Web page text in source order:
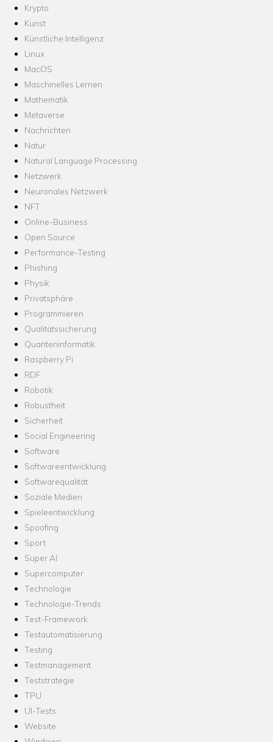
Krypto
Kunst
Künstliche Intelligenz
Linux
MacOS
Maschinelles Lernen
Mathematik
Metaverse
Nachrichten
Natur
Natural Language Processing
Netzwerk
Neuronales Netzwerk
NFT
Online-Business
Open Source
Performance-Testing
Phishing
Physik
Privatsphäre
Programmieren
Qualitätssicherung
Quanteninformatik
Raspberry Pi
RDF
Robotik
Robustheit
Sicherheit
Social Engineering
Software
Softwareentwicklung
Softwarequalität
Soziale Medien
Spieleentwicklung
Spoofing
Sport
Super AI
Supercomputer
Technologie
Technologie-Trends
Test-Framework
Testautomatisierung
Testing
Testmanagement
Teststrategie
TPU
UI-Tests
Website